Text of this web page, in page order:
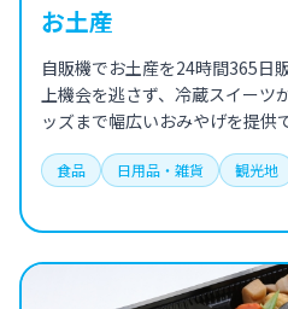
お土産
自販機でお土産を24時間365日
上機会を逃さず、冷蔵スイーツ
ッズまで幅広いおみやげを提供
食品 日用品・雑貨 観光地